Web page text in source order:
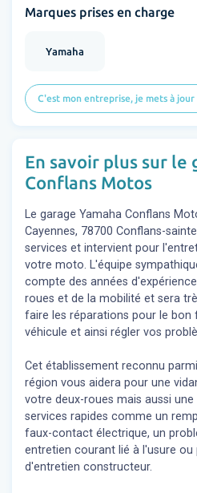
Marques prises en charge
Yamaha
C'est mon entreprise, je mets à jour
En savoir plus sur le
Conflans Motos
Le garage Yamaha Conflans
Cayennes, 78700 Conflans-
services et intervient pour
votre moto. L'équipe
compte des années
roues et de la mobilité et sera
faire les réparations pour le
véhicule et ainsi régler vos
Cet établissement reconnu
région vous aidera pour une
votre deux-roues mais aussi
services rapides comme un
faux-contact électrique, un
entretien courant lié à l'usure
d'entretien constructeur.